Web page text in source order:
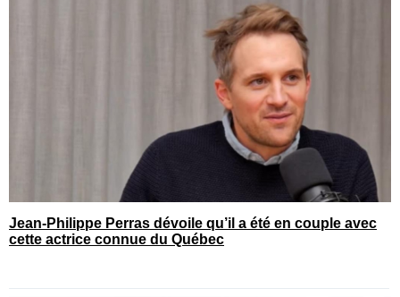
Jean-Philippe Perras dévoile qu’il a été en couple avec
cette actrice connue du Québec